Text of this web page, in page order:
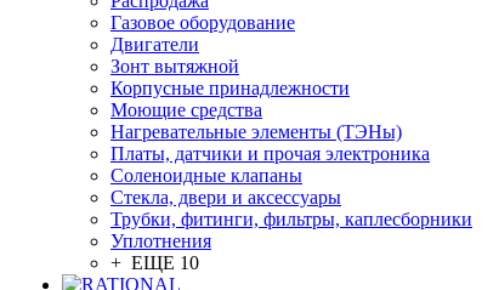
Газовое оборудование
Двигатели
Зонт вытяжной
Корпусные принадлежности
Моющие средства
Нагревательные элементы (ТЭНы)
Платы, датчики и прочая электроника
Соленоидные клапаны
Стекла, двери и аксессуары
Трубки, фитинги, фильтры, каплесборники
Уплотнения
+ ЕЩЕ 10